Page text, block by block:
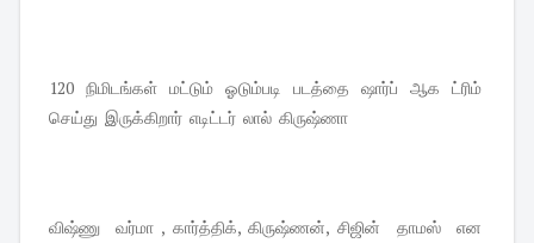
120 நிமிடங்கள் மட்டும் ஓடும்படி படத்தை ஷார்ப் ஆக ட்ரிம்
செய்து இருக்கிறார் எடிட்டர் லால் கிருஷ்ணா
விஷ்ணு வர்மா , கார்த்திக், கிருஷ்ணன், சிஜின் தாமஸ் என